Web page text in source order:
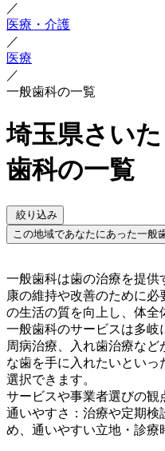
／
医療・介護
／
医療
／
一般歯科の一覧
埼玉県さい
歯科の一覧
絞り込み
この地域であなたにあった一般
一般歯科は歯の治療を提供
康の維持や改善のために
の生活の質を向上し、体全
一般歯科のサービスは多
周病治療、入れ歯治療な
な歯を手に入れたいとい
選択できます。
サービスや事業者選びの観
通いやすさ：治療や定期検
め、通いやすい立地・診療